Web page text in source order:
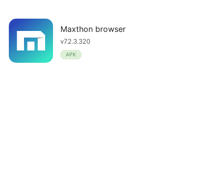
Maxthon browser
v7.2.3.320
APK